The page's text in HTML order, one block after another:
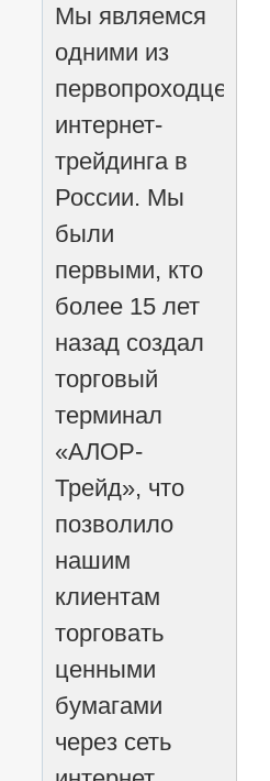
Мы являемся
одними из
первопроходцев
интернет-
трейдинга в
России. Мы
были
первыми, кто
более 15 лет
назад создал
торговый
терминал
«АЛОР-
Трейд», что
позволило
нашим
клиентам
торговать
ценными
бумагами
через сеть